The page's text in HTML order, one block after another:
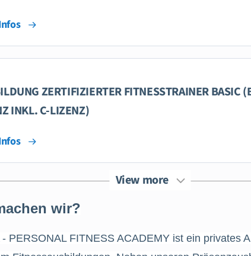
ZERTIFIZIERTER FITNESSTRAINER BASIC
INKL. C-LIZENZ)
View more
wir?
- PERSONAL FITNESS ACADEMY ist ein privates